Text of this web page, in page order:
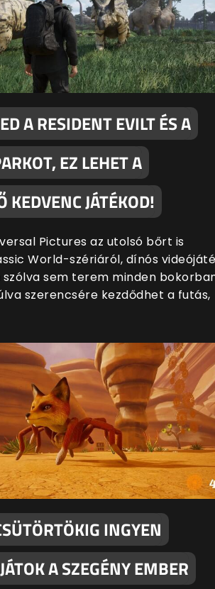
A RESIDENT EVILT ÉS A
EZ LEHET A
KEDVENC JÁTÉKOD!
Pictures az utolsó bőrt is
World-szériáról, dínós
sem terem minden
szerencsére kezdődhet a futás,
INGYEN
A SZEGÉNY EMBER